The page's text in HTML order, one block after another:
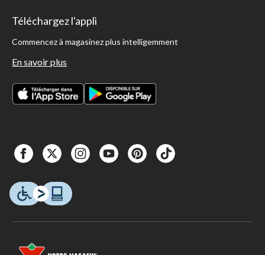
Téléchargez l'appli
Commencez à magasinez plus intelligemment
En savoir plus